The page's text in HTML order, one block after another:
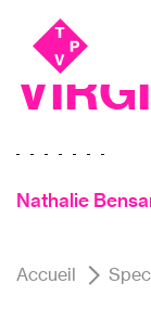
Aller
au
menu
Aller au
contenu
Théâtre
Nathalie
Accueil